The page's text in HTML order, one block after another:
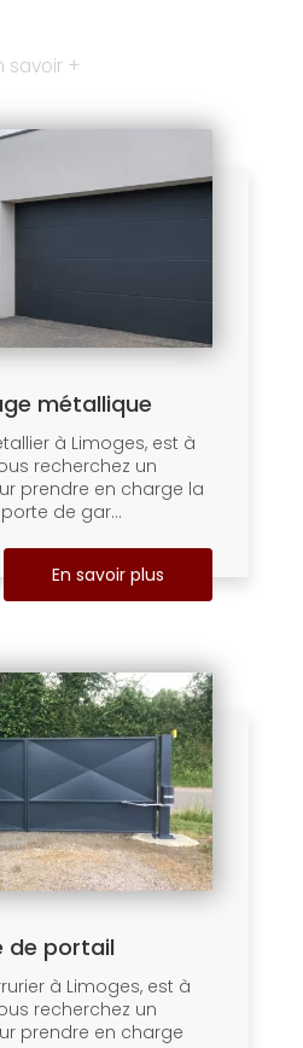
savoir +
métallique
à Limoges, est à
recherchez un
prendre en charge la
de gar...
En savoir plus
de portail
à Limoges, est à
recherchez un
prendre en charge